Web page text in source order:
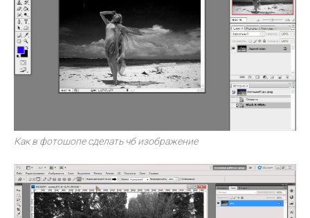
Как в фотошопе сделать чб изображение